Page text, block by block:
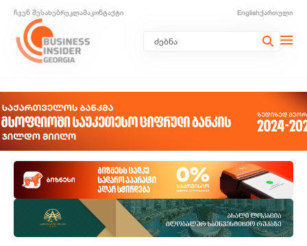
ჩვენ შესახებრეკლამაკონტაქტი Englishქართული